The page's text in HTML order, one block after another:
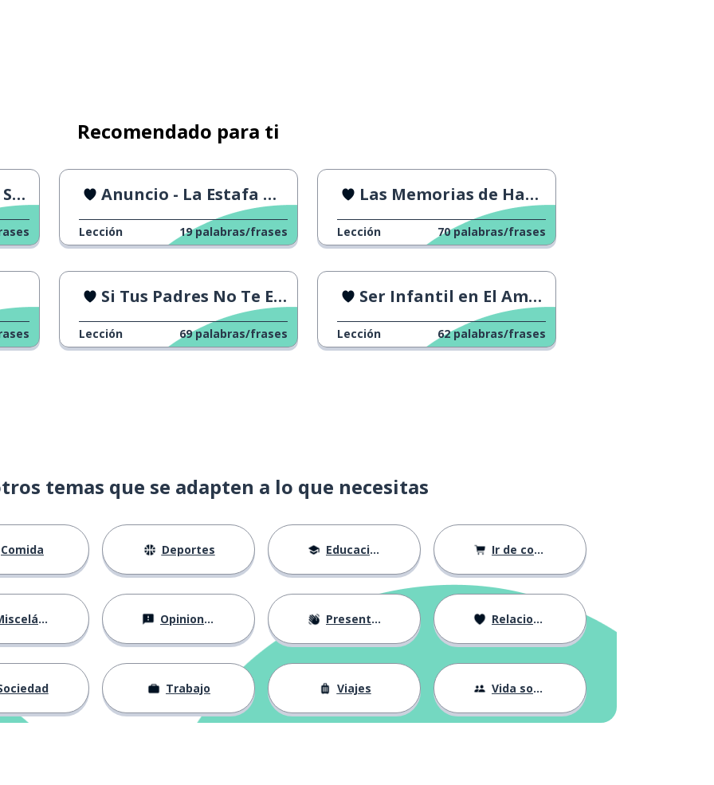
Recomendado para ti
Anuncio - La Estafa Más Grande
Lección 19 palabras/frases
Las Memorias de Harry
Lección 70 palabras/frases
Si Tus Padres No Te Escuchaban
Lección 69 palabras/frases
Ser Infantil en El Amor
Lección 62 palabras/frases
temas que se adapten a lo que necesitas
Comida Deportes Educación Ir de compras
Opiniones Presentándose Relaciones
Trabajo Viajes Vida social